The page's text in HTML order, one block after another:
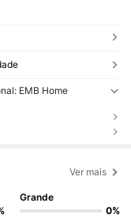
EMB Home
Ver mais
Grande
0%